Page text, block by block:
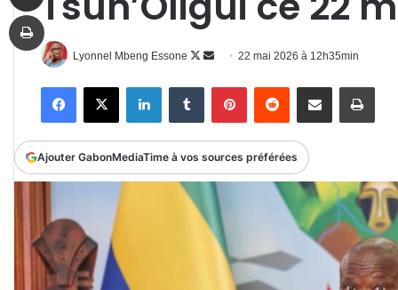
Lyonnel Mbeng Essone
Follow
Envoyer
courriel
22 mai 2026 à 12h35min
FacebookX LinkedinTumblr PinterestReddit Partager par email
Ajouter GabonMediaTime à vos sources préférées
Imprimer